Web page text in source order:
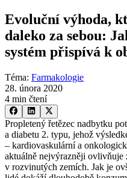
Evoluční výhoda,
daleko za sebou:
systém přispívá k
Téma: Farmakologie
28. února 2020
4 min čtení
Propletený řetězec nadbytku
a diabetu 2. typu, jehož
–⁠ kardiovaskulární a
aktuálně nejvýrazněji ovlivňuje
v rozvinutých zemích. Jak je